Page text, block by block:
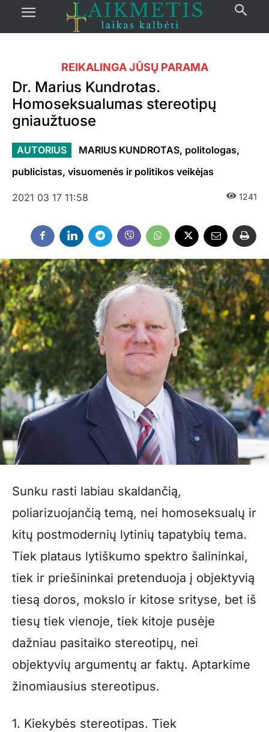
REIKALINGA JŪSŲ PARAMA
Dr. Marius Kundrotas.
Homoseksualumas stereotipų
gniaužtuose
AUTORIUS
MARIUS KUNDROTAS, politologas,
publicistas, visuomenės ir politikos veikėjas
2021 03 17 11:58 1241
Sunku rasti labiau skaldančią,
poliarizuojančią temą, nei homoseksualų ir
kitų postmodernių lytinių tapatybių tema.
Tiek plataus lytiškumo spektro šalininkai,
tiek ir priešininkai pretenduoja į objektyvią
tiesą doros, mokslo ir kitose srityse, bet iš
tiesų tiek vienoje, tiek kitoje pusėje
dažniau pasitaiko stereotipų, nei
objektyvių argumentų ar faktų. Aptarkime
žinomiausius stereotipus.
1. Kiekybės stereotipas. Tiek